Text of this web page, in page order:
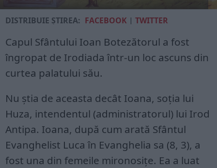
DISTRIBUIE ȘTIREA: FACEBOOK |TWITTER
Capul Sfântului Ioan Botezătorul a fost
îngropat de Irodiada într-un loc ascuns din
curtea palatului său.
Nu ştia de aceasta decât Ioana, soţia lui
Huza, intendentul (administratorul) lui Irod
Antipa. Ioana, după cum arată Sfântul
Evanghelist Luca în Evanghelia sa (8, 3), a
fost una din femeile mironosiţe. Ea a luat